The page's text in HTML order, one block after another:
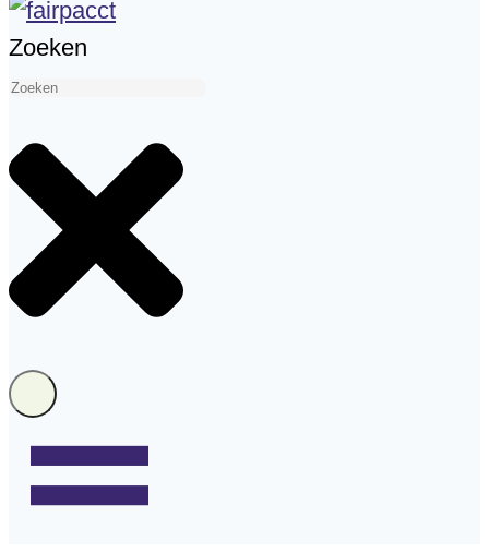
Zoeken